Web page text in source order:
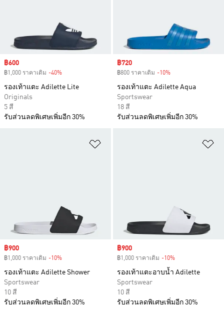
Sale price
฿600
฿1,000 ราคาเดิม -40%
รองเท้าแตะ Adilette Lite
Originals
5 สี
รับส่วนลดพิเศษเพิ่มอีก 30%
Sale price
฿720
฿800 ราคาเดิม -10%
รองเท้าแตะ Adilette Aqua
Sportswear
18 สี
รับส่วนลดพิเศษเพิ่มอีก 30%
Sale price
฿900
฿1,000 ราคาเดิม -10%
รองเท้าแตะ Adilette Shower
Sportswear
10 สี
รับส่วนลดพิเศษเพิ่มอีก 30%
Sale price
฿900
฿1,000 ราคาเดิม -10%
รองเท้าแตะอาบน้ำ Adilette
Sportswear
10 สี
รับส่วนลดพิเศษเพิ่มอีก 30%